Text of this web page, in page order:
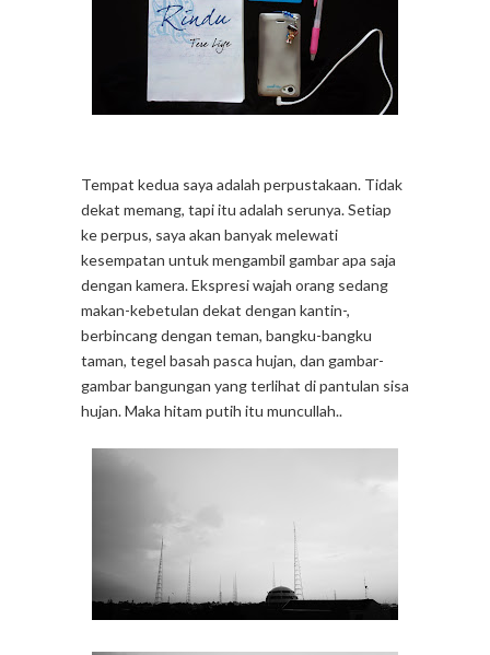
Tempat kedua saya adalah perpustakaan. Tidak
dekat memang, tapi itu adalah serunya. Setiap
ke perpus, saya akan banyak melewati
kesempatan untuk mengambil gambar apa saja
dengan kamera. Ekspresi wajah orang sedang
makan-kebetulan dekat dengan kantin-,
berbincang dengan teman, bangku-bangku
taman, tegel basah pasca hujan, dan gambar-
gambar bangungan yang terlihat di pantulan sisa
hujan. Maka hitam putih itu muncullah..